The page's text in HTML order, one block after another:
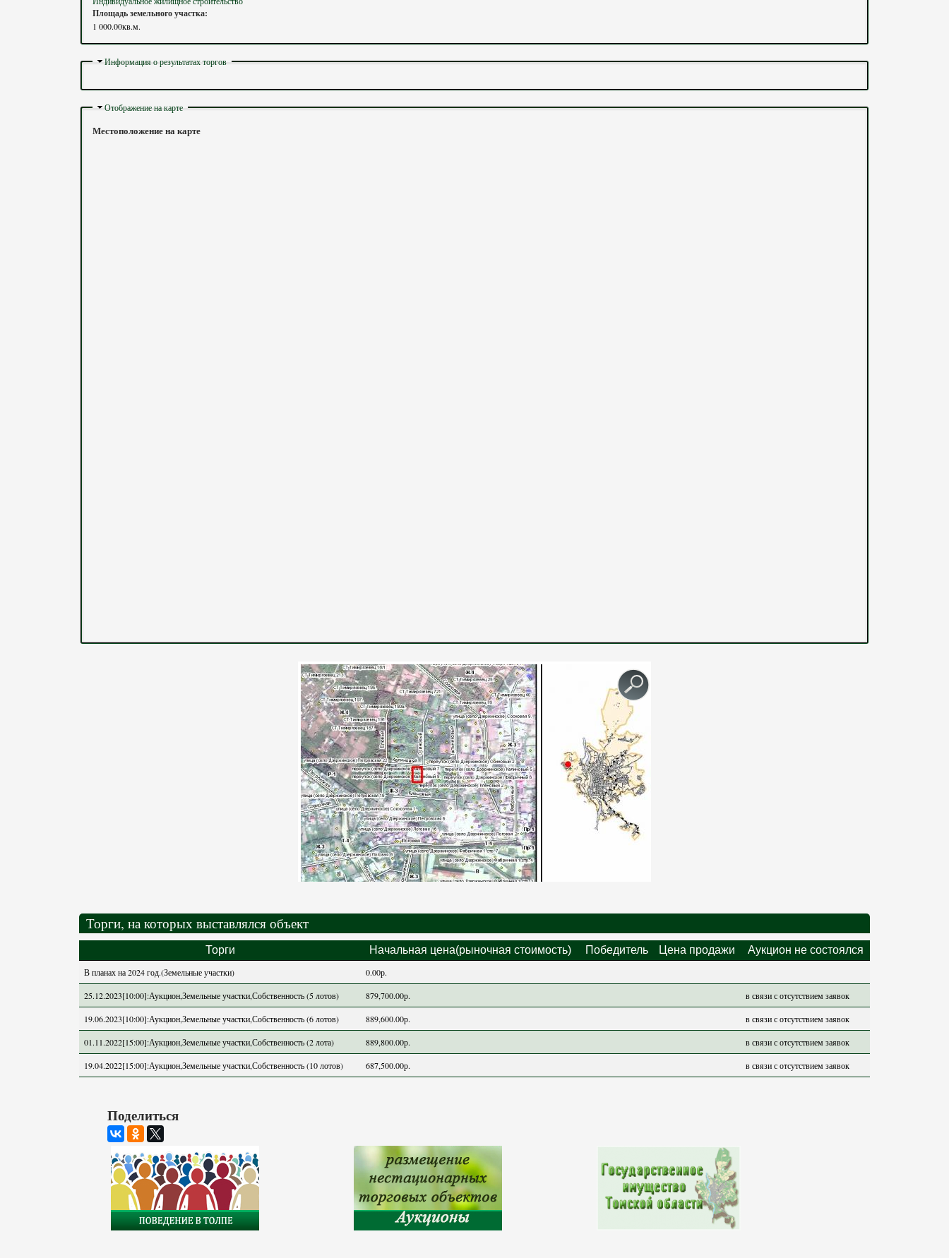
Площадь земельного участка:
1 000.00кв.м.
Скрыть
Информация о результатах торгов
Скрыть
Отображение на карте
Местоположение на карте
Торги, на которых выставлялся объект
Торги Начальная цена(рыночная стоимость) Победитель Цена продажи Аукцион не состоялся
В планах на 2024 год.(Земельные участки) 0.00р.
25.12.2023[10:00]:Аукцион,Земельные участки,Собственность (5 лотов) 879,700.00р. в связи с отсутствием заявок
19.06.2023[10:00]:Аукцион,Земельные участки,Собственность (6 лотов) 889,600.00р. в связи с отсутствием заявок
01.11.2022[15:00]:Аукцион,Земельные участки,Собственность (2 лота) 889,800.00р. в связи с отсутствием заявок
19.04.2022[15:00]:Аукцион,Земельные участки,Собственность (10 лотов) 687,500.00р. в связи с отсутствием заявок
Поделиться